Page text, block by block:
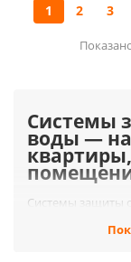
1 2 3
Системы
воды —
Системы защиты
до того, как